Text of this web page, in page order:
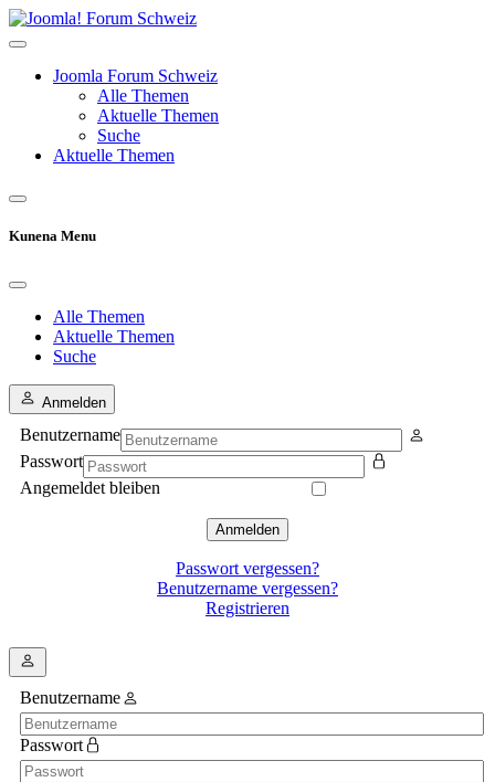
Joomla Forum Schweiz
Alle Themen
Aktuelle Themen
Suche
Aktuelle Themen
Kunena Menu
Alle Themen
Aktuelle Themen
Suche
Anmelden
Benutzername
Passwort
Angemeldet bleiben
Anmelden
Passwort vergessen?
Benutzername vergessen?
Registrieren
Benutzername
Passwort